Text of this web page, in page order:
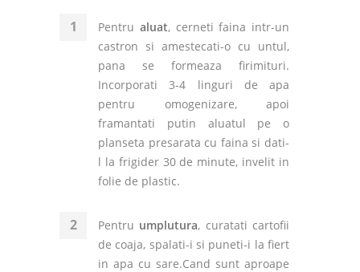
Pentru aluat, cerneti faina intr-un
castron si amestecati-o cu untul,
pana se formeaza firimituri.
Incorporati 3-4 linguri de apa
pentru omogenizare, apoi
framantati putin aluatul pe o
planseta presarata cu faina si dati-
l la frigider 30 de minute, invelit in
folie de plastic.
Pentru umplutura, curatati cartofii
de coaja, spalati-i si puneti-i la fiert
in apa cu sare.Cand sunt aproape